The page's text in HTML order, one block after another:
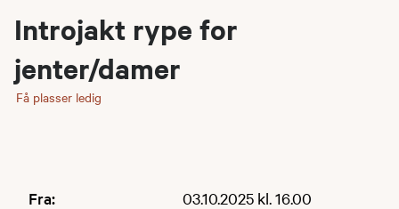
Introjakt rype for
jenter/damer
Få plasser ledig
Fra: 03.10.2025 kl. 16.00